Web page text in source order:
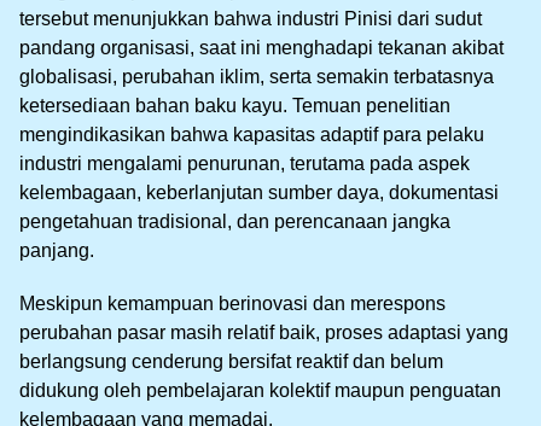
tersebut menunjukkan bahwa industri Pinisi dari sudut
pandang organisasi, saat ini menghadapi tekanan akibat
globalisasi, perubahan iklim, serta semakin terbatasnya
ketersediaan bahan baku kayu. Temuan penelitian
mengindikasikan bahwa kapasitas adaptif para pelaku
industri mengalami penurunan, terutama pada aspek
kelembagaan, keberlanjutan sumber daya, dokumentasi
pengetahuan tradisional, dan perencanaan jangka
panjang.
Meskipun kemampuan berinovasi dan merespons
perubahan pasar masih relatif baik, proses adaptasi yang
berlangsung cenderung bersifat reaktif dan belum
didukung oleh pembelajaran kolektif maupun penguatan
kelembagaan yang memadai.